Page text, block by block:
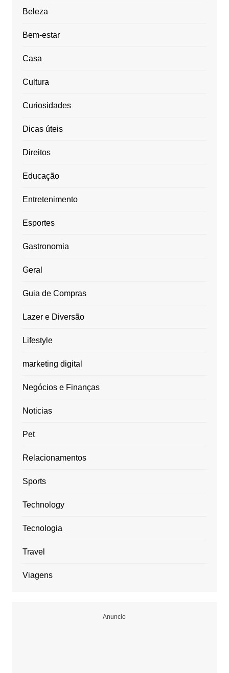
Beleza
Bem-estar
Casa
Cultura
Curiosidades
Dicas úteis
Direitos
Educação
Entretenimento
Esportes
Gastronomia
Geral
Guia de Compras
Lazer e Diversão
Lifestyle
marketing digital
Negócios e Finanças
Noticias
Pet
Relacionamentos
Sports
Technology
Tecnologia
Travel
Viagens
Anuncio